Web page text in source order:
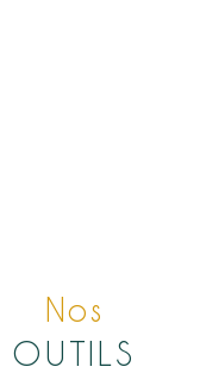
Nos
OUTILS